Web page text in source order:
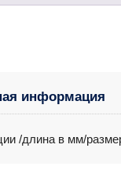
информация
/длина в мм/